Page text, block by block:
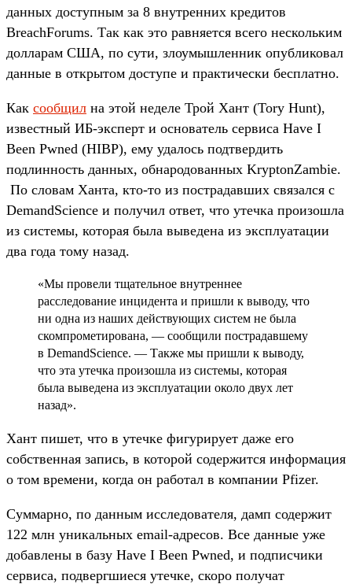
данных доступным за 8 внутренних кредитов
BreachForums. Так как это равняется всего нескольким
долларам США, по сути, злоумышленник опубликовал
данные в открытом доступе и практически бесплатно.
Как сообщил на этой неделе Трой Хант (Tory Hunt),
известный ИБ-эксперт и основатель сервиса Have I
Been Pwned (HIBP), ему удалось подтвердить
подлинность данных, обнародованных KryptonZambie.
По словам Ханта, кто-то из пострадавших связался с
DemandScience и получил ответ, что утечка произошла
из системы, которая была выведена из эксплуатации
два года тому назад.
«Мы провели тщательное внутреннее
расследование инцидента и пришли к выводу, что
ни одна из наших действующих систем не была
скомпрометирована, — сообщили пострадавшему
в DemandScience. — Также мы пришли к выводу,
что эта утечка произошла из системы, которая
была выведена из эксплуатации около двух лет
назад».
Хант пишет, что в утечке фигурирует даже его
собственная запись, в которой содержится информация
о том времени, когда он работал в компании Pfizer.
Суммарно, по данным исследователя, дамп содержит
122 млн уникальных email-адресов. Все данные уже
добавлены в базу Have I Been Pwned, и подписчики
сервиса, подвергшиеся утечке, скоро получат